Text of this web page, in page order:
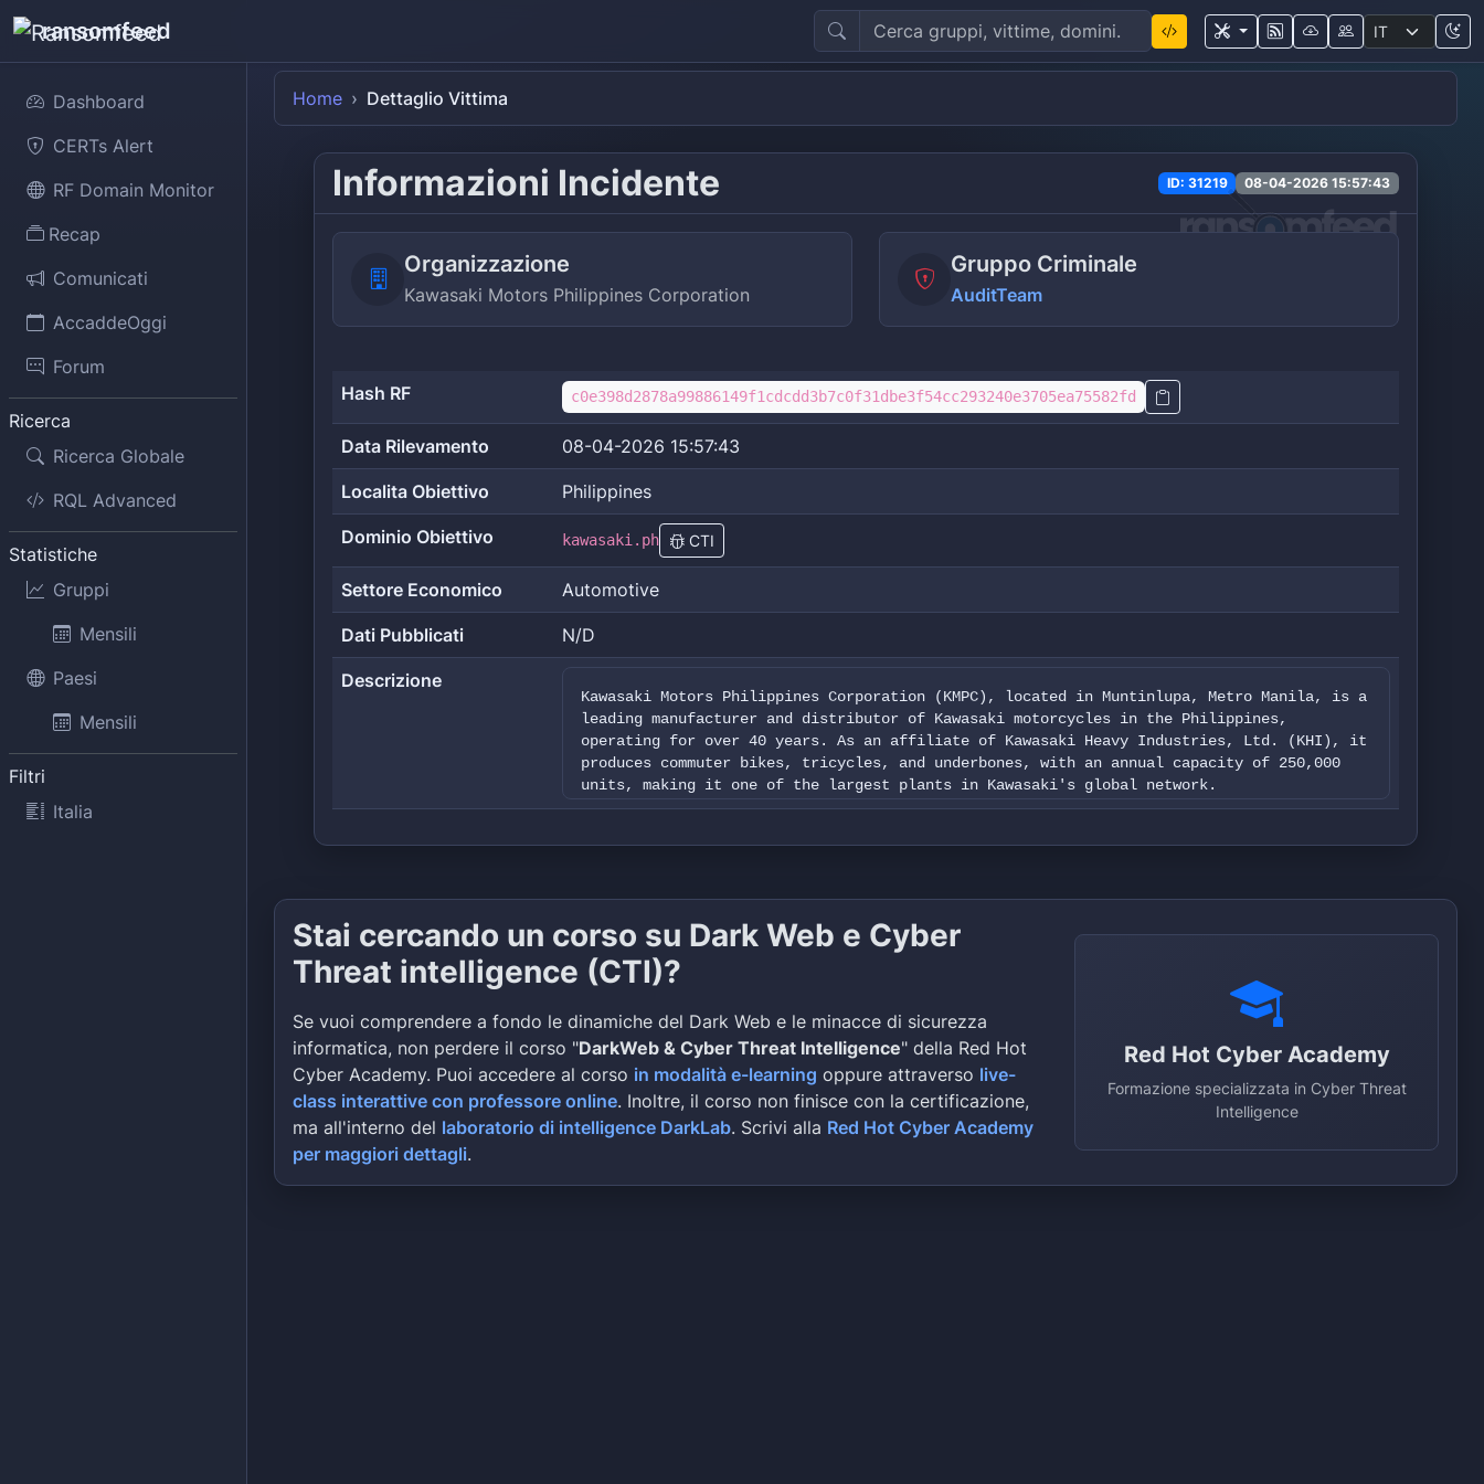
ransomfeed
Dashboard
CERTs Alert
RF Domain Monitor
Recap
Comunicati
AccaddeOggi
Forum
Ricerca
Ricerca Globale
RQL Advanced
Statistiche
Gruppi
Mensili
Paesi
Mensili
Filtri
Italia
Home Dettaglio Vittima
Informazioni Incidente ID: 31219 08-04-2026 15:57:43
Organizzazione
Kawasaki Motors Philippines Corporation
Gruppo Criminale
AuditTeam
Hash RF c0e398d2878a99886149f1cdcdd3b7c0f31dbe3f54cc293240e3705ea75582fd
Data Rilevamento 08-04-2026 15:57:43
Localita Obiettivo Philippines
Dominio Obiettivo kawasaki.ph CTI
Settore Economico Automotive
Dati Pubblicati N/D
Descrizione
Kawasaki Motors Philippines Corporation (KMPC), located in Muntinlupa, Metro Manila, is a
leading manufacturer and distributor of Kawasaki motorcycles in the Philippines,
operating for over 40 years. As an affiliate of Kawasaki Heavy Industries, Ltd. (KHI), it
produces commuter bikes, tricycles, and underbones, with an annual capacity of 250,000
units, making it one of the largest plants in Kawasaki's global network.
Stai cercando un corso su Dark Web e Cyber
Threat intelligence (CTI)?
Se vuoi comprendere a fondo le dinamiche del Dark Web e le minacce di sicurezza
informatica, non perdere il corso "DarkWeb & Cyber Threat Intelligence" della Red Hot
Cyber Academy. Puoi accedere al corso in modalità e-learning oppure attraverso live-
class interattive con professore online. Inoltre, il corso non finisce con la certificazione,
ma all'interno del laboratorio di intelligence DarkLab. Scrivi alla Red Hot Cyber Academy
per maggiori dettagli.
Red Hot Cyber Academy
Formazione specializzata in Cyber Threat
Intelligence